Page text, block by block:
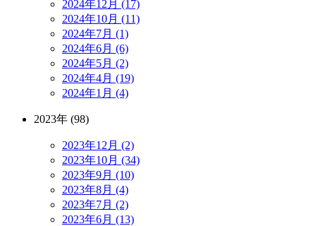
2024年12月 (17)
2024年10月 (11)
2024年7月 (1)
2024年6月 (6)
2024年5月 (2)
2024年4月 (19)
2024年1月 (4)
2023年 (98)
2023年12月 (2)
2023年10月 (34)
2023年9月 (10)
2023年8月 (4)
2023年7月 (2)
2023年6月 (13)